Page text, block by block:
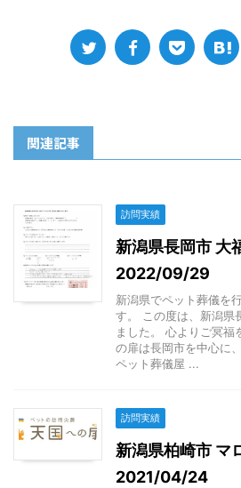
関連記事
訪問実績
新潟県長岡市 大
2022/09/29
新潟県でペット葬儀を
す。 この度は、新潟県
ました。 心よりご冥
の扉は長岡市を中心に
ペット葬儀屋 ...
訪問実績
新潟県柏崎市
2021/04/24